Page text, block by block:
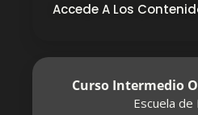
Accede A Los
Curso Intermedio
Escuela de